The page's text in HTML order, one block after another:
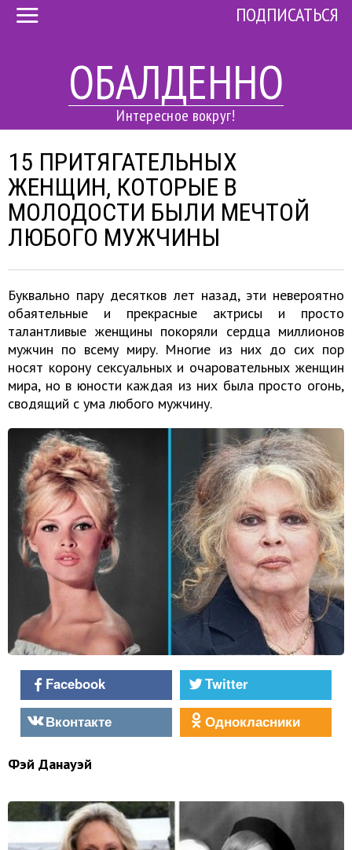
ОБАЛДЕННО
Интересное вокруг!
ПОДПИСАТЬСЯ
15 ПРИТЯГАТЕЛЬНЫХ
ЖЕНЩИН, КОТОРЫЕ В
МОЛОДОСТИ БЫЛИ МЕЧТОЙ
ЛЮБОГО МУЖЧИНЫ
Буквально пару десятков лет назад, эти невероятно
обаятельные и прекрасные актрисы и просто
талантливые женщины покоряли сердца миллионов
мужчин по всему миру. Многие из них до сих пор
носят корону сексуальных и очаровательных женщин
мира, но в юности каждая из них была просто огонь,
сводящий с ума любого мужчину.
Facebook
Twitter
Вконтакте
Однокласники
Фэй Данауэй